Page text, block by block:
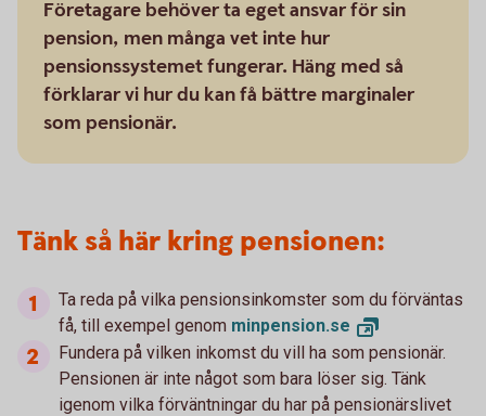
Företagare behöver ta eget ansvar för sin
pension, men många vet inte hur
pensionssystemet fungerar. Häng med så
förklarar vi hur du kan få bättre marginaler
som pensionär.
Tänk så här kring pensionen:
Ta reda på vilka pensionsinkomster som du förväntas
få, till exempel genom minpension.se
Fundera på vilken inkomst du vill ha som pensionär.
Pensionen är inte något som bara löser sig. Tänk
igenom vilka förväntningar du har på pensionärslivet